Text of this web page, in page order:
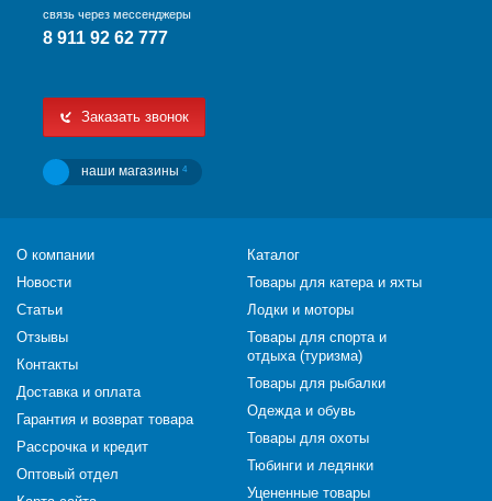
связь через мессенджеры
8 911 92 62 777
Заказать звонок
наши магазины 4
О компании
Новости
Статьи
Отзывы
Контакты
Доставка и оплата
Гарантия и возврат товара
Рассрочка и кредит
Оптовый отдел
Каталог
Товары для катера и яхты
Лодки и моторы
Товары для спорта и
отдыха (туризма)
Товары для рыбалки
Одежда и обувь
Товары для охоты
Тюбинги и ледянки
Уцененные товары